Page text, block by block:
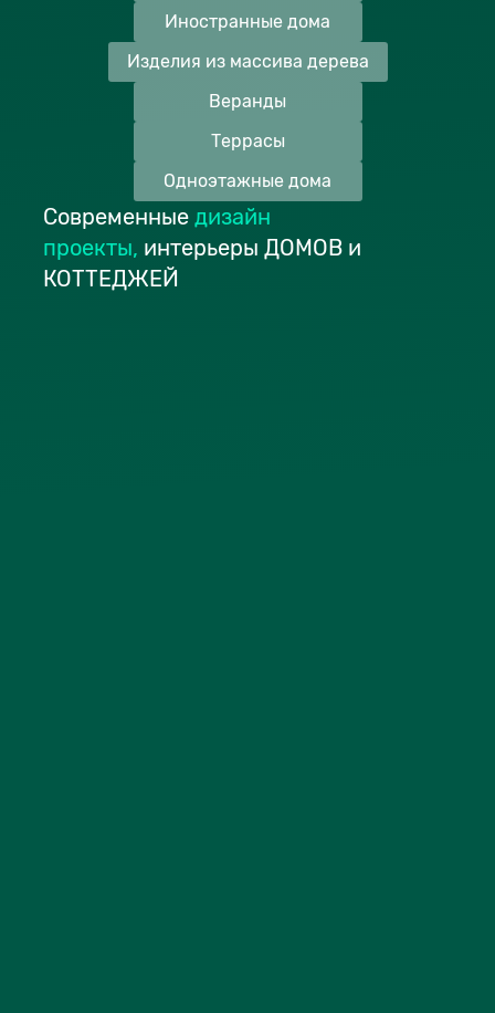
Иностранные дома
Изделия из массива дерева
Веранды
Террасы
Одноэтажные дома
Современные дизайн
проекты, интерьеры ДОМОВ и
КОТТЕДЖЕЙ